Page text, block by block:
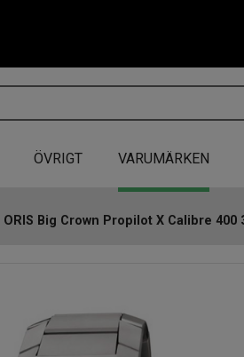
ÖVRIGT VARUMÄRKEN
ORIS Big Crown Propilot X Calibre 400